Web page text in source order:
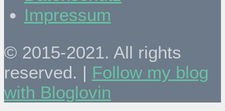
Impressum
© 2015-2021. All rights
reserved. | Follow my blog
with Bloglovin